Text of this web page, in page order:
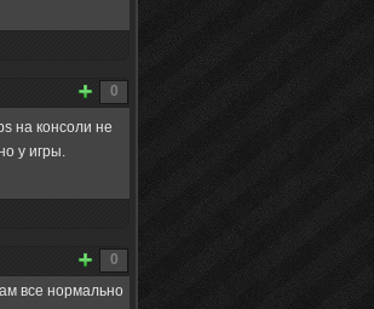
0
на консоли не
у игры.
0
все нормально